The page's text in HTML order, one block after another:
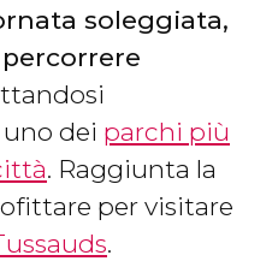
soleggiata,
dei parchi più
. Raggiunta la
per visitare
.